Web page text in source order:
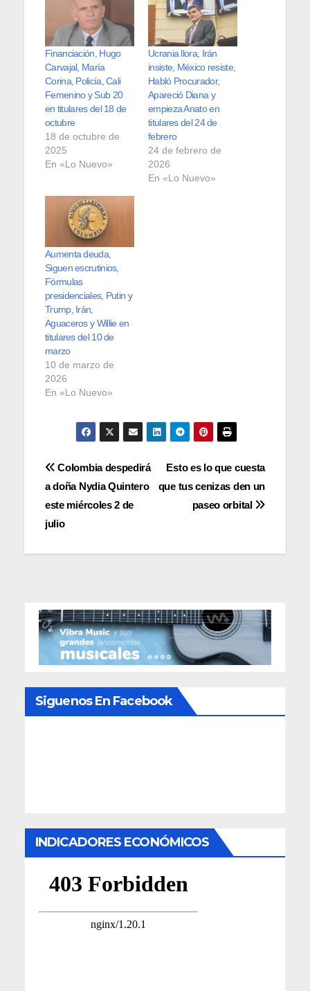
Financiación, Hugo
Carvajal, María
Corina, Policía, Cali
Femenino y Sub 20
en titulares del 18 de
octubre
18 de octubre de
2025
En «Lo Nuevo»
Ucrania llora, Irán
insiste, México resiste,
Habló Procurador,
Apareció Diana y
empieza Anato en
titulares del 24 de
febrero
24 de febrero de
2026
En «Lo Nuevo»
Aumenta deuda,
Siguen escrutinios,
Fórmulas
presidenciales, Putin y
Trump, Irán,
Aguaceros y Willie en
titulares del 10 de
marzo
10 de marzo de
2026
En «Lo Nuevo»
Navegación
de
entradas
Esto es lo que cuesta
que tus cenizas den un
paseo orbital
Colombia despedirá
a doña Nydia Quintero
este miércoles 2 de
julio
Siguenos En Facebook
INDICADORES ECONÓMICOS